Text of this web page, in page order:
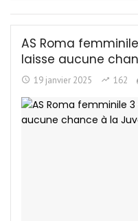
AS Roma
laisse aucune
19 janvier 2025 162